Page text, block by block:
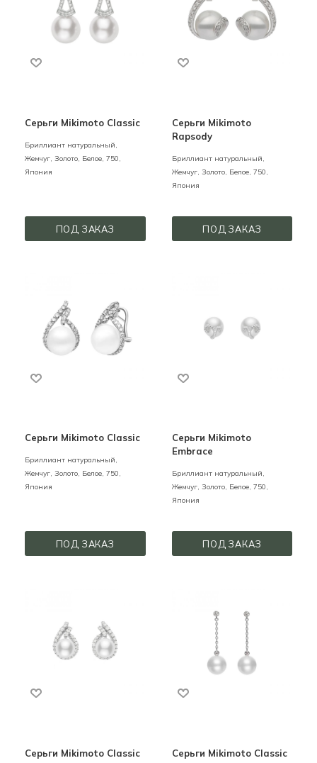
Серьги Mikimoto Classic
Бриллиант натуральный,
Жемчуг, Золото, Белое, 750,
Япония
ПОД ЗАКАЗ
Серьги Mikimoto
Rapsody
Бриллиант натуральный,
Жемчуг, Золото, Белое, 750,
Япония
ПОД ЗАКАЗ
Серьги Mikimoto Classic
Бриллиант натуральный,
Жемчуг, Золото, Белое, 750,
Япония
ПОД ЗАКАЗ
Серьги Mikimoto
Embrace
Бриллиант натуральный,
Жемчуг, Золото, Белое, 750,
Япония
ПОД ЗАКАЗ
Серьги Mikimoto Classic Серьги Mikimoto Classic